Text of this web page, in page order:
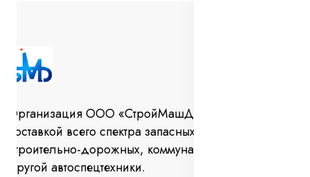
Организация ООО «СтройМашДеталь» занимается
поставкой всего спектра запасных частей для
строительно-дорожных, коммунальных машин и
другой автоспецтехники.